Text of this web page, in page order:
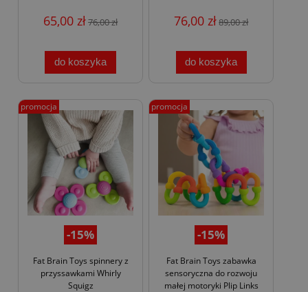
65,00 zł76,00 zł
do koszyka
76,00 zł89,00 zł
do koszyka
-15%
Fat Brain Toys spinnery z
przyssawkami Whirly
Squigz
promocja
-15%
Fat Brain Toys zabawka
sensoryczna do rozwoju
małej motoryki Plip Links
promocja